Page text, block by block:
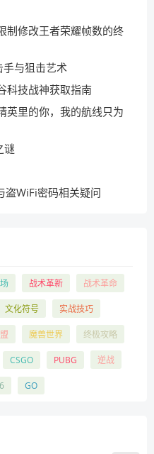
制修改王者荣耀帧数的终
手与狙击艺术
科技战神获取指南
英里的你，我的航线只为
谜
盗WiFi密码相关疑问
战术革新 战术革命
文化符号 实战技巧
魔兽世界 终极攻略
CSGO PUBG 逆战
GO